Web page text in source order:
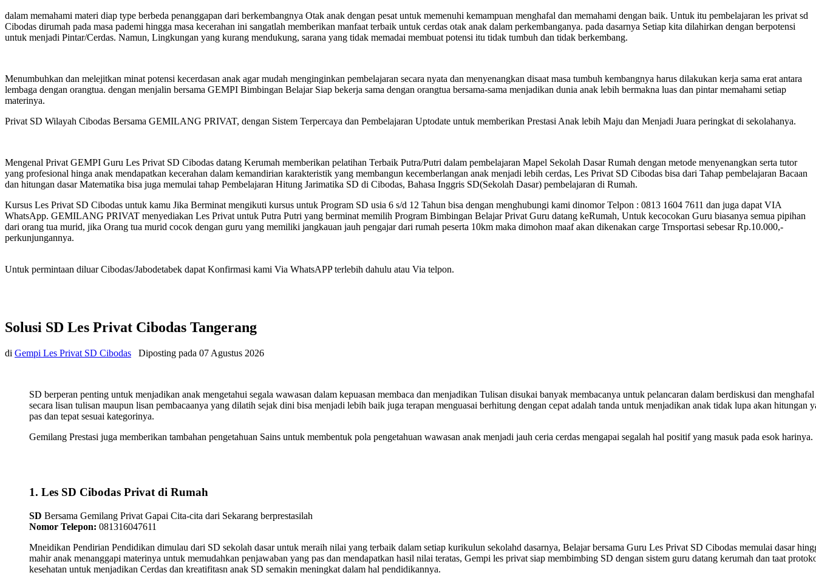
dalam memahami materi diap type berbeda penanggapan dari berkembangnya Otak anak dengan pesat untuk memenuhi kemampuan menghafal dan memahami dengan baik. Untuk itu pembelajaran les privat sd
Cibodas dirumah pada masa pademi hingga masa kecerahan ini sangatlah memberikan manfaat terbaik untuk cerdas otak anak dalam perkembanganya. pada dasarnya Setiap kita dilahirkan dengan berpotensi
untuk menjadi Pintar/Cerdas. Namun, Lingkungan yang kurang mendukung, sarana yang tidak memadai membuat potensi itu tidak tumbuh dan tidak berkembang.
Menumbuhkan dan melejitkan minat potensi kecerdasan anak agar mudah menginginkan pembelajaran secara nyata dan menyenangkan disaat masa tumbuh kembangnya harus dilakukan kerja sama erat antara
lembaga dengan orangtua. dengan menjalin bersama GEMPI Bimbingan Belajar Siap bekerja sama dengan orangtua bersama-sama menjadikan dunia anak lebih bermakna luas dan pintar memahami setiap
materinya.
Privat SD Wilayah Cibodas Bersama GEMILANG PRIVAT, dengan Sistem Terpercaya dan Pembelajaran Uptodate untuk memberikan Prestasi Anak lebih Maju dan Menjadi Juara peringkat di sekolahanya.
Mengenal Privat GEMPI Guru Les Privat SD Cibodas datang Kerumah memberikan pelatihan Terbaik Putra/Putri dalam pembelajaran Mapel Sekolah Dasar Rumah dengan metode menyenangkan serta tutor
yang profesional hinga anak mendapatkan kecerahan dalam kemandirian karakteristik yang membangun kecemberlangan anak menjadi lebih cerdas, Les Privat SD Cibodas bisa dari Tahap pembelajaran Bacaan
dan hitungan dasar Matematika bisa juga memulai tahap Pembelajaran Hitung Jarimatika SD di Cibodas, Bahasa Inggris SD(Sekolah Dasar) pembelajaran di Rumah.
Kursus Les Privat SD Cibodas untuk kamu Jika Berminat mengikuti kursus untuk Program SD usia 6 s/d 12 Tahun bisa dengan menghubungi kami dinomor Telpon : 0813 1604 7611 dan juga dapat VIA
WhatsApp. GEMILANG PRIVAT menyediakan Les Privat untuk Putra Putri yang berminat memilih Program Bimbingan Belajar Privat Guru datang keRumah, Untuk kecocokan Guru biasanya semua pipihan
dari orang tua murid, jika Orang tua murid cocok dengan guru yang memiliki jangkauan jauh pengajar dari rumah peserta 10km maka dimohon maaf akan dikenakan carge Trnsportasi sebesar Rp.10.000,-
perkunjungannya.
Untuk permintaan diluar Cibodas/Jabodetabek dapat Konfirmasi kami Via WhatsAPP terlebih dahulu atau Via telpon.
Solusi SD Les Privat Cibodas Tangerang
di Gempi Les Privat SD Cibodas Diposting pada 07 Agustus 2026
SD berperan penting untuk menjadikan anak mengetahui segala wawasan dalam kepuasan membaca dan menjadikan Tulisan disukai banyak membacanya untuk pelancaran dalam berdiskusi dan menghafal
secara lisan tulisan maupun lisan pembacaanya yang dilatih sejak dini bisa menjadi lebih baik juga terapan menguasai berhitung dengan cepat adalah tanda untuk menjadikan anak tidak lupa akan hitungan
pas dan tepat sesuai kategorinya.
Gemilang Prestasi juga memberikan tambahan pengetahuan Sains untuk membentuk pola pengetahuan wawasan anak menjadi jauh ceria cerdas mengapai segalah hal positif yang masuk pada esok harinya.
1. Les SD Cibodas Privat di Rumah
SD Bersama Gemilang Privat Gapai Cita-cita dari Sekarang berprestasilah
Nomor Telepon: 081316047611
Mneidikan Pendirian Pendidikan dimulau dari SD sekolah dasar untuk meraih nilai yang terbaik dalam setiap kurikulun sekolahd dasarnya, Belajar bersama Guru Les Privat SD Cibodas memulai dasar
mahir anak menanggapi materinya untuk memudahkan penjawaban yang pas dan mendapatkan hasil nilai teratas, Gempi les privat siap membimbing SD dengan sistem guru datang kerumah dan taat
kesehatan untuk menjadikan Cerdas dan kreatifitasn anak SD semakin meningkat dalam hal pendidikannya.